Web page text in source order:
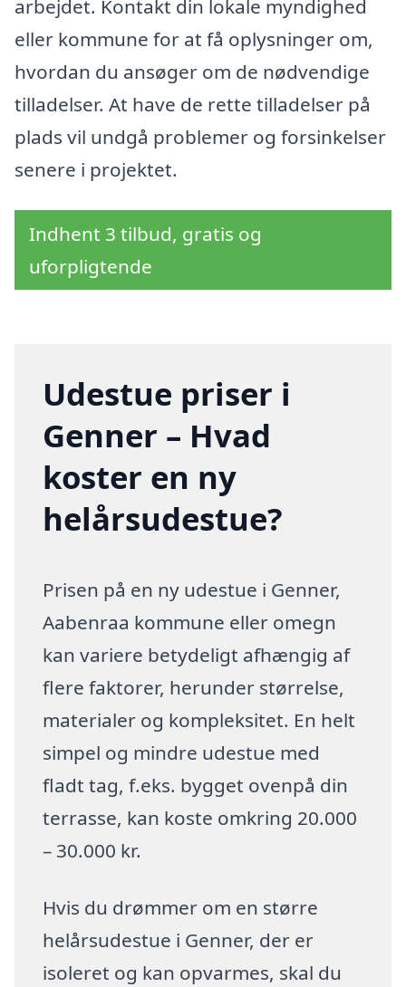
arbejdet. Kontakt din lokale myndighed
eller kommune for at få oplysninger om,
hvordan du ansøger om de nødvendige
tilladelser. At have de rette tilladelser på
plads vil undgå problemer og forsinkelser
senere i projektet.
Indhent 3 tilbud, gratis og
uforpligtende
Udestue priser i
Genner – Hvad
koster en ny
helårsudestue?
Prisen på en ny udestue i Genner,
Aabenraa kommune eller omegn
kan variere betydeligt afhængig af
flere faktorer, herunder størrelse,
materialer og kompleksitet. En helt
simpel og mindre udestue med
fladt tag, f.eks. bygget ovenpå din
terrasse, kan koste omkring 20.000
– 30.000 kr.
Hvis du drømmer om en større
helårsudestue i Genner, der er
isoleret og kan opvarmes, skal du